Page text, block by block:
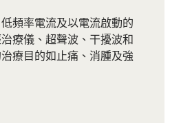
頻率電流及以電流啟動的
療儀、超聲波、干擾波和
療目的如止痛、消腫及強